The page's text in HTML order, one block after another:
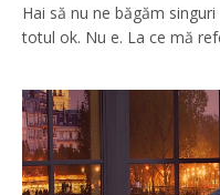
Hai să nu ne băgăm
totul ok. Nu e. La ce mă